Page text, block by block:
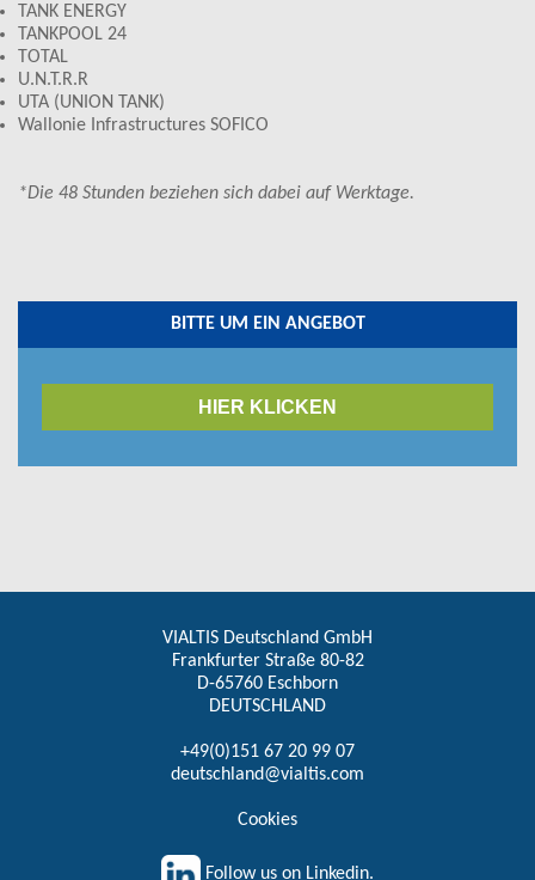
TANK ENERGY
TANKPOOL 24
TOTAL
U.N.T.R.R
UTA (UNION TANK)
Wallonie Infrastructures SOFICO
*Die 48 Stunden beziehen sich dabei auf Werktage.
BITTE UM EIN ANGEBOT
HIER KLICKEN
VIALTIS Deutschland GmbH
Frankfurter Straße 80-82
D-65760 Eschborn
DEUTSCHLAND
+49(0)151 67 20 99 07
deutschland@vialtis.com
Cookies
Follow us on Linkedin.